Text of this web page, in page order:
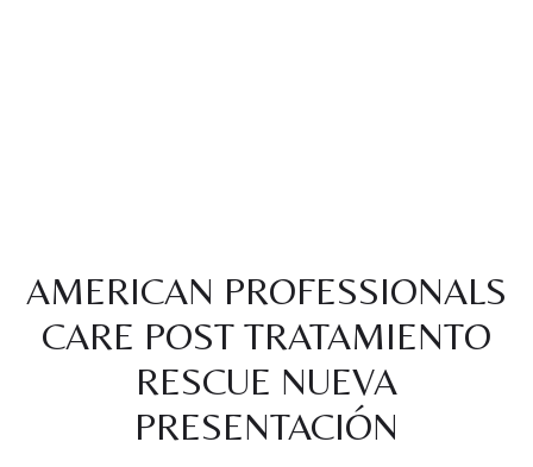
AMERICAN PROFESSIONALS
CARE POST TRATAMIENTO
RESCUE NUEVA
PRESENTACIÓN